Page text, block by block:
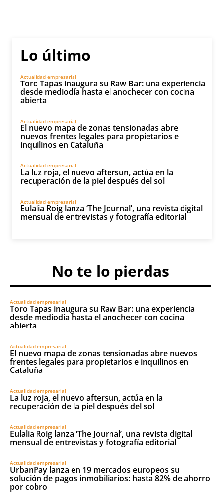
Lo último
Actualidad empresarial
Toro Tapas inaugura su Raw Bar: una experiencia
desde mediodía hasta el anochecer con cocina
abierta
Actualidad empresarial
El nuevo mapa de zonas tensionadas abre
nuevos frentes legales para propietarios e
inquilinos en Cataluña
Actualidad empresarial
La luz roja, el nuevo aftersun, actúa en la
recuperación de la piel después del sol
Actualidad empresarial
Eulalia Roig lanza ‘The Journal’, una revista digital
mensual de entrevistas y fotografía editorial
No te lo pierdas
Actualidad empresarial
Toro Tapas inaugura su Raw Bar: una experiencia
desde mediodía hasta el anochecer con cocina
abierta
Actualidad empresarial
El nuevo mapa de zonas tensionadas abre nuevos
frentes legales para propietarios e inquilinos en
Cataluña
Actualidad empresarial
La luz roja, el nuevo aftersun, actúa en la
recuperación de la piel después del sol
Actualidad empresarial
Eulalia Roig lanza ‘The Journal’, una revista digital
mensual de entrevistas y fotografía editorial
Actualidad empresarial
UrbanPay lanza en 19 mercados europeos su
solución de pagos inmobiliarios: hasta 82% de ahorro
por cobro